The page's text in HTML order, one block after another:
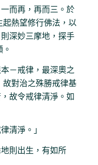
而再，再而三。於
熱望修行佛法，以
深妙三摩地，探手
－戒律，最深奧之
故對治之殊勝戒律基
故令戒律清淨。如
清淨。」
則出生，有如所